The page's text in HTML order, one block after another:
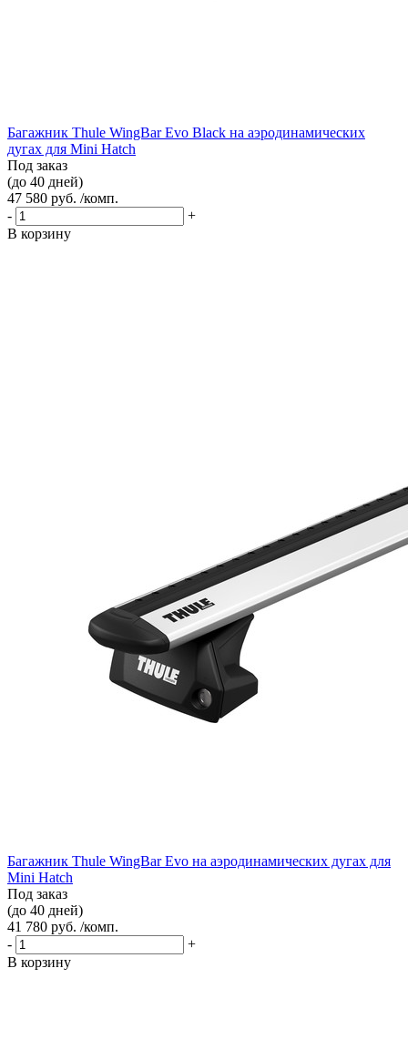
Багажник Thule WingBar Evo Black на аэродинамических
дугах для Mini Hatch
Под заказ
(до 40 дней)
47 580 руб. /комп.
-
+
В корзину
Багажник Thule WingBar Evo на аэродинамических дугах для
Mini Hatch
Под заказ
(до 40 дней)
41 780 руб. /комп.
-
+
В корзину